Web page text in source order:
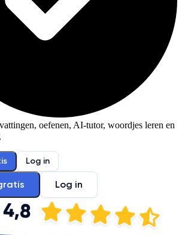
oefenen, AI-tutor, woordjes leren en
Log in
Log in